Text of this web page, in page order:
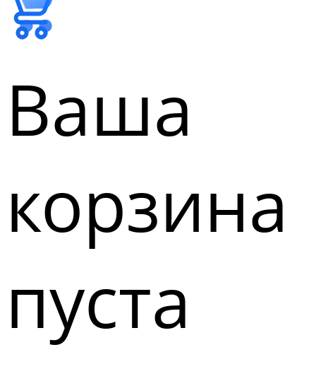
Ваша
корзина
пуста